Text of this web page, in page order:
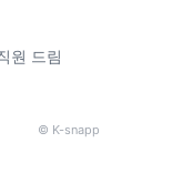
원 드림
© K-snapp